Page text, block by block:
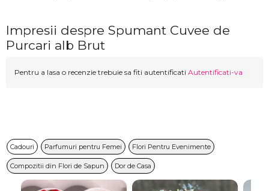
Impresii despre Spumant Cuvee de
Purcari alb Brut
Pentru a lasa o recenzie trebuie sa fiti autentificati Autentificati-va
Cadouri Parfumuri pentru Femei Flori Pentru Evenimente
Compozitii din Flori de Sapun Dor de Casa